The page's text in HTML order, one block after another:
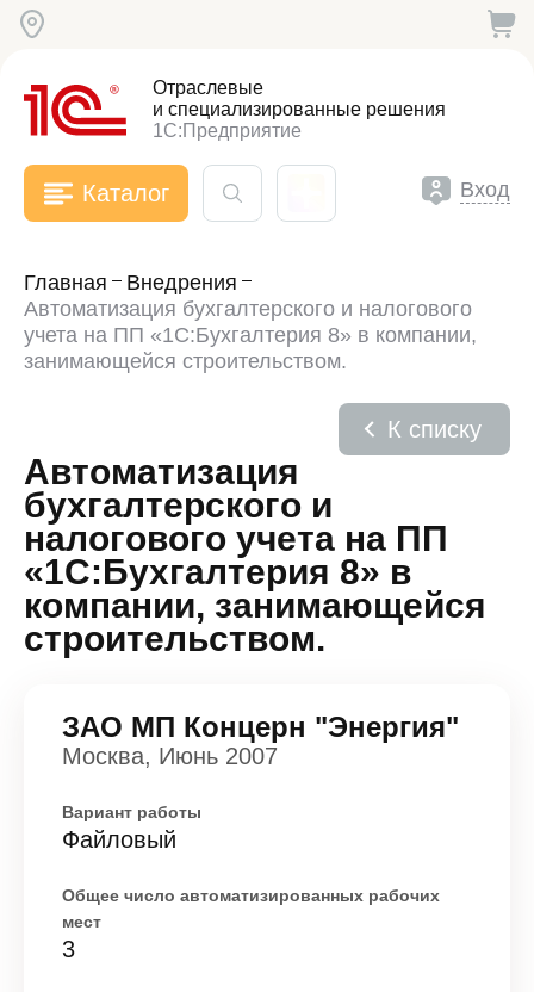
Отраслевые
и специализированные решения
1С:Предприятие
Каталог Вход
Главная
Внедрения
Автоматизация бухгалтерского и налогового
учета на ПП «1С:Бухгалтерия 8» в компании,
занимающейся строительством.
Автоматизация
бухгалтерского и
налогового учета на ПП
«1С:Бухгалтерия 8» в
компании, занимающейся
строительством.
К списку
ЗАО МП Концерн "Энергия"
Москва, Июнь 2007
Вариант работы
Файловый
Общее число автоматизированных рабочих
мест
3